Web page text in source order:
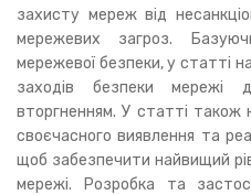
захисту мереж від
мережевих загроз.
мережевої безпеки, у статті
заходів безпеки мережі
вторгненням. У статті також
своєчасного виявлення та
щоб забезпечити найвищий
мережі. Розробка та